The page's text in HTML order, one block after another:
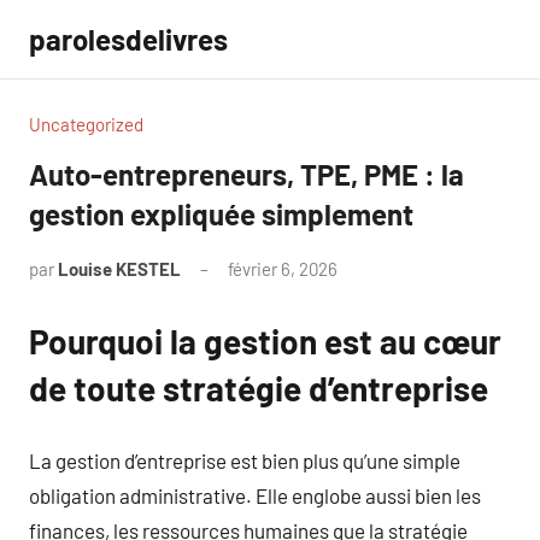
contenu
parolesdelivres
Uncategorized
Auto-entrepreneurs, TPE, PME : la
gestion expliquée simplement
par Louise KESTEL février 6, 2026
Pourquoi la gestion est au cœur
de toute stratégie d’entreprise
La gestion d’entreprise est bien plus qu’une simple
obligation administrative. Elle englobe aussi bien les
finances, les ressources humaines que la stratégie